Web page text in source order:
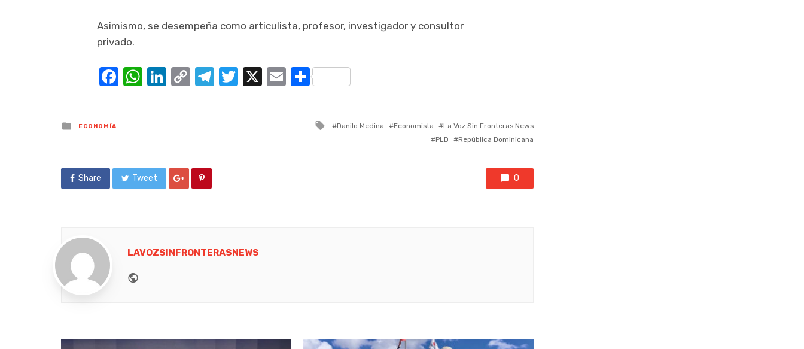
Asimismo, se desempeña como articulista, profesor, investigador y consultor
privado.
Facebook
WhatsApp
LinkedIn
CopyTelegram
Twitter
X EmailCompartir
Posted
in
ECONOMÍA
Tagged
Danilo Medina Economista
La Voz Sin Fronteras News
PLD
República Dominicana
Share Tweet 0
LAVOZSINFRONTERASNEWS